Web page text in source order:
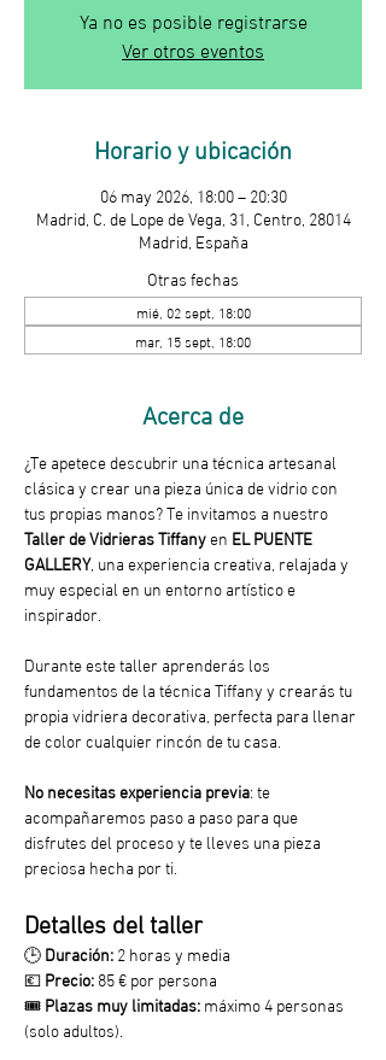
Ya no es posible registrarse
Ver otros eventos
Horario y ubicación
06 may 2026, 18:00 – 20:30
Madrid, C. de Lope de Vega, 31, Centro, 28014
Madrid, España
Otras fechas
mié, 02 sept, 18:00
mar, 15 sept, 18:00
Acerca de
¿Te apetece descubrir una técnica artesanal
clásica y crear una pieza única de vidrio con
tus propias manos? Te invitamos a nuestro
Taller de Vidrieras Tiffany en EL PUENTE
GALLERY, una experiencia creativa, relajada y
muy especial en un entorno artístico e
inspirador.
Durante este taller aprenderás los
fundamentos de la técnica Tiffany y crearás tu
propia vidriera decorativa, perfecta para llenar
de color cualquier rincón de tu casa.
No necesitas experiencia previa: te
acompañaremos paso a paso para que
disfrutes del proceso y te lleves una pieza
preciosa hecha por ti.
Detalles del taller
🕒 Duración: 2 horas y media
💶 Precio: 85 € por persona
🎟️ Plazas muy limitadas: máximo 4 personas
(solo adultos).